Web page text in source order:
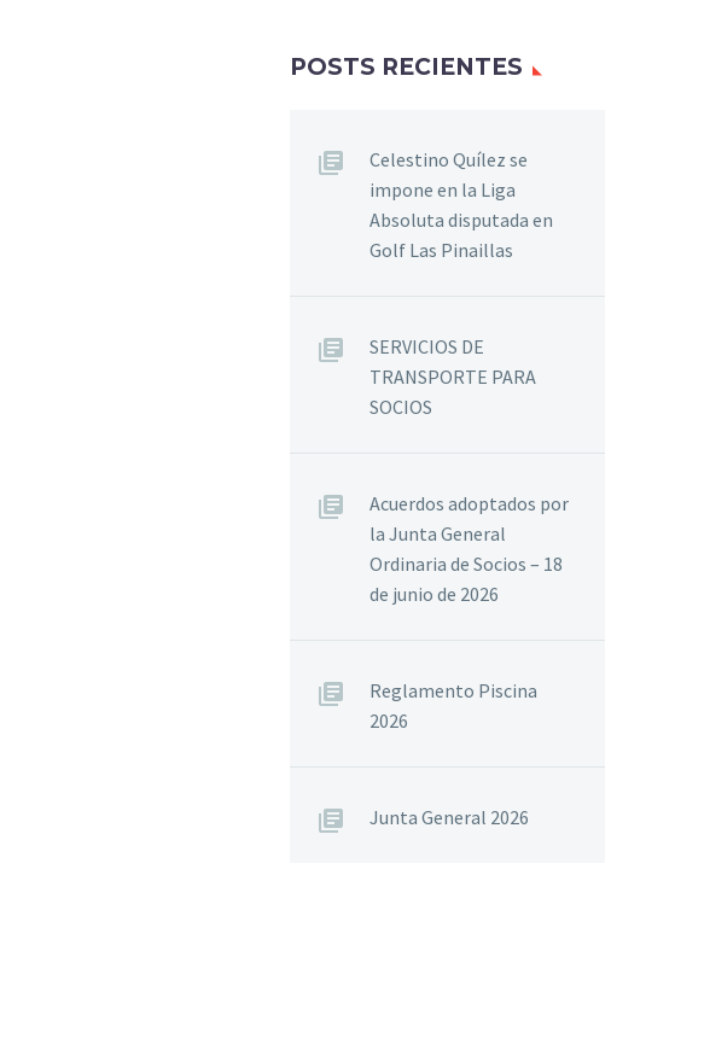
POSTS RECIENTES
Celestino Quílez se
impone en la Liga
Absoluta disputada en
Golf Las Pinaillas
SERVICIOS DE
TRANSPORTE PARA
SOCIOS
Acuerdos adoptados por
la Junta General
Ordinaria de Socios – 18
de junio de 2026
Reglamento Piscina
2026
Junta General 2026